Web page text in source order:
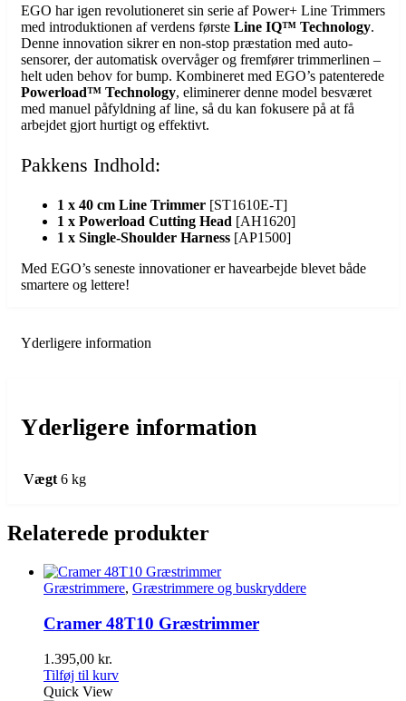
EGO har igen revolutioneret sin serie af Power+ Line Trimmers
med introduktionen af verdens første Line IQ™ Technology.
Denne innovation sikrer en non-stop præstation med auto-
sensorer, der automatisk overvåger og fremfører trimmerlinen –
helt uden behov for bump. Kombineret med EGO’s patenterede
Powerload™ Technology, eliminerer denne model besværet
med manuel påfyldning af line, så du kan fokusere på at få
arbejdet gjort hurtigt og effektivt.
Pakkens Indhold:
1 x 40 cm Line Trimmer [ST1610E-T]
1 x Powerload Cutting Head [AH1620]
1 x Single-Shoulder Harness [AP1500]
Med EGO’s seneste innovationer er havearbejde blevet både
smartere og lettere!
Yderligere information
Yderligere information
Vægt 6 kg
Relaterede produkter
Græstrimmere, Græstrimmere og buskryddere
Cramer 48T10 Græstrimmer
1.395,00 kr.
Tilføj til kurv
Quick View